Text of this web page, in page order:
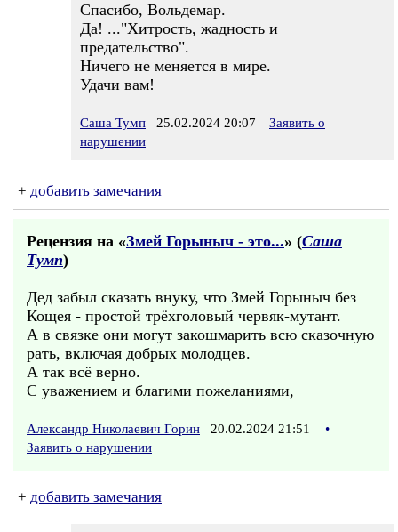
Спасибо, Вольдемар.
Да! ..."Хитрость, жадность и
предательство".
Ничего не меняется в мире.
Удачи вам!
Саша Тумп 25.02.2024 20:07
Заявить о
нарушении
+ добавить замечания
Рецензия на «Змей Горыныч - это...» (Саша
Тумп)
Дед забыл сказать внуку, что Змей Горыныч без
Кощея - простой трёхголовый червяк-мутант.
А в связке они могут закошмарить всю сказочную
рать, включая добрых молодцев.
А так всё верно.
С уважением и благими пожеланиями,
Александр Николаевич Горин 20.02.2024 21:51
•
Заявить о нарушении
+ добавить замечания